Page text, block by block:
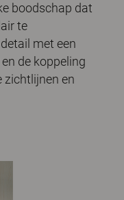
boodschap dat
te
met een
de koppeling
zichtlijnen en